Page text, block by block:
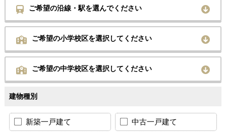
ご希望の沿線・駅を選んでください
ご希望の小学校区を選択してください
ご希望の中学校区を選択してください
建物種別
新築一戸建て 中古一戸建て